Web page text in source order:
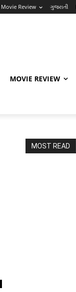
Movie Review ગુજરાતી
MOVIE REVIEW
MOST READ